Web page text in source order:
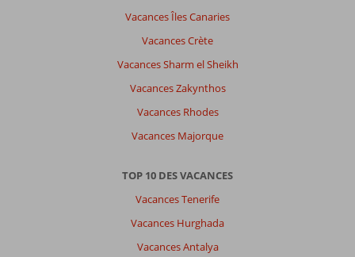
Vacances Îles Canaries
Vacances Crète
Vacances Sharm el Sheikh
Vacances Zakynthos
Vacances Rhodes
Vacances Majorque
TOP 10 DES VACANCES
Vacances Tenerife
Vacances Hurghada
Vacances Antalya